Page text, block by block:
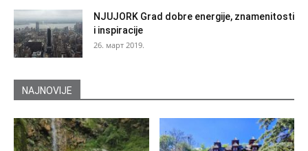
NJUJORK Grad dobre energije, znamenitosti
i inspiracije
26. март 2019.
NAJNOVIJE